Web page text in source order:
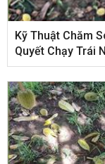
Kỹ Thuật Chăm
Quyết Chạy Trái